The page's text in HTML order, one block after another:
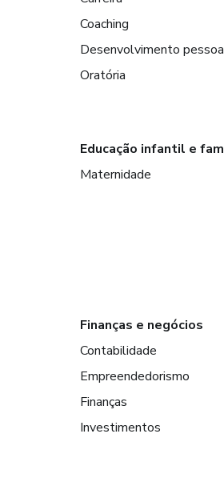
Coaching
Desenvolvimento
Oratória
Educação infantil e
Maternidade
Finanças e negócios
Contabilidade
Empreendedorismo
Finanças
Investimentos